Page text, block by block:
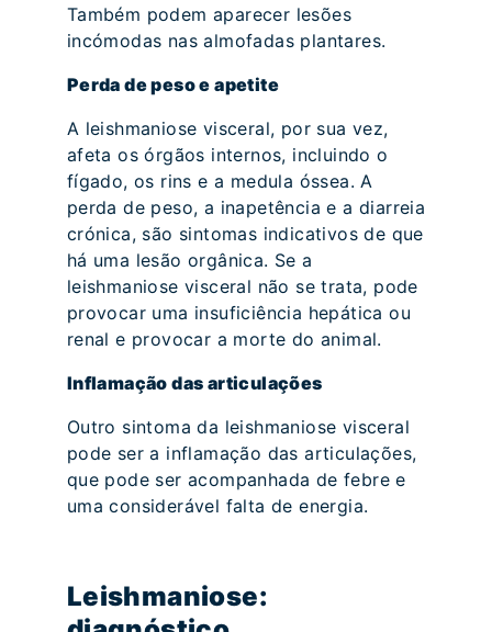
Também podem aparecer lesões
incómodas nas almofadas plantares.
Perda de peso e apetite
A leishmaniose visceral, por sua vez,
afeta os órgãos internos, incluindo o
fígado, os rins e a medula óssea. A
perda de peso, a inapetência e a diarreia
crónica, são sintomas indicativos de que
há uma lesão orgânica. Se a
leishmaniose visceral não se trata, pode
provocar uma insuficiência hepática ou
renal e provocar a morte do animal.
Inflamação das articulações
Outro sintoma da leishmaniose visceral
pode ser a inflamação das articulações,
que pode ser acompanhada de febre e
uma considerável falta de energia.
Leishmaniose: